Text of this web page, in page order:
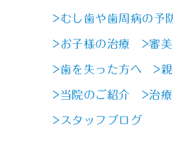
>むし歯や歯周病の予
>お子様の治療 >審
>歯を失った方へ >
>当院のご紹介 >治
>スタッフブログ